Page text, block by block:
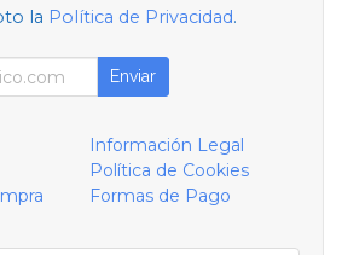
la Política de Privacidad.
Enviar
Información Legal
Política de Cookies
Formas de Pago